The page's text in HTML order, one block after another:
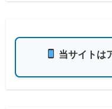
当サイトは